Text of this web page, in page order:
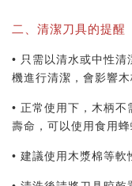
二、清潔刀具的提醒
• 只需以清水或中性
機進行清潔，會影響木
• 正常使用下，木柄
壽命，可以使用食用蜂
• 建議使用木漿棉等軟